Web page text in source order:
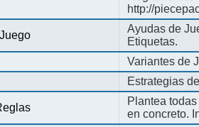
http://
Ayudas de
Etiquetas.
Variantes de
Estrategias
Plantea
en concreto.